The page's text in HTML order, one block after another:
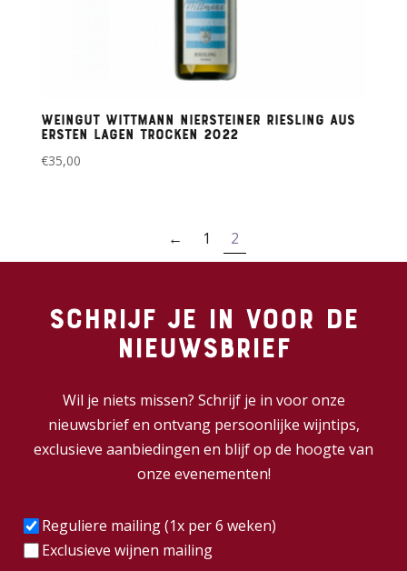
Weingut Wittmann Niersteiner Riesling Aus
Ersten Lagen Trocken 2022
€35,00
← 1 2
Schrijf je in voor de
nieuwsbrief
Wil je niets missen? Schrijf je in voor onze
nieuwsbrief en ontvang persoonlijke wijntips,
exclusieve aanbiedingen en blijf op de hoogte van
onze evenementen!
Frequentie(Vereist)
Reguliere mailing (1x per 6 weken)
Exclusieve wijnen mailing